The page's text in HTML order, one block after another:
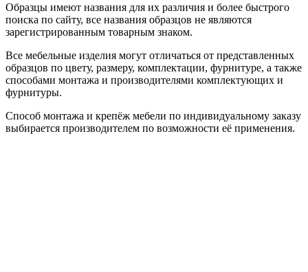
Образцы имеют названия для их различия и более быстрого
поиска по сайту, все названия образцов не являются
зарегистрированным товарным знаком.
Все мебельные изделия могут отличаться от представленных
образцов по цвету, размеру, комплектации, фурнитуре, а также
способами монтажа и производителями комплектующих и
фурнитуры.
Способ монтажа и крепёж мебели по индивидуальному заказу
выбирается производителем по возможности её применения.